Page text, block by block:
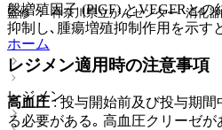
監修 : 神奈川県立がんセンター 消化
ホーム
レジメン
盤増殖因子 (PlGF) とVEGFRと
抑制し､腫瘍増殖抑制作用を示す
レジメン適用時の注意事項
高血圧: 投与開始前及び投与期間
る必要がある｡ 高血圧クリーゼ